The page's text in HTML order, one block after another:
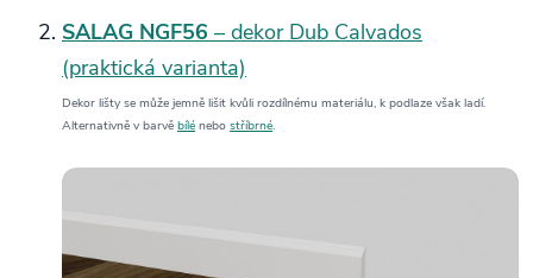
SALAG NGF56 – dekor Dub Calvados
(praktická varianta)
Dekor lišty se může jemně lišit kvůli rozdílnému materiálu, k podlaze však ladí.
Alternativně v barvě bílé nebo stříbrné.